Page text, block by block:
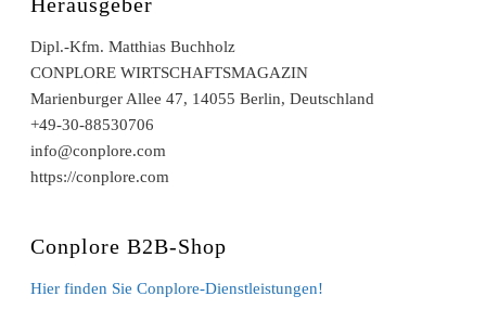
Dipl.-Kfm. Matthias Buchholz
CONPLORE WIRTSCHAFTSMAGAZIN
Marienburger Allee 47, 14055 Berlin, Deutschland
+49-30-88530706
info@conplore.com
https://conplore.com
Conplore B2B-Shop
Hier finden Sie Conplore-Dienstleistungen!